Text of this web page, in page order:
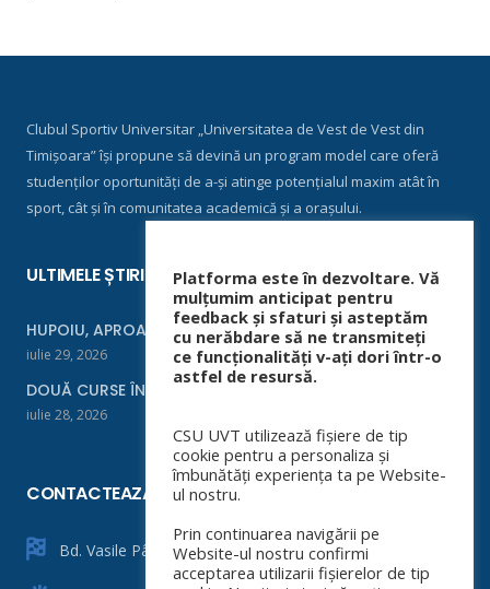
Clubul Sportiv Universitar „Universitatea de Vest de Vest din
Timișoara” își propune să devină un program model care oferă
studenților oportunități de a-și atinge potențialul maxim atât în
sport, cât și în comunitatea academică și a orașului.
ULTIMELE ȘTIRI
HUPOIU, APROAPE DE FINALĂ LA ORADEA
iulie 29, 2026
DOUĂ CURSE ÎNTR-UN WEEKEND
iulie 28, 2026
CONTACTEAZĂ-NE
Bd. Vasile Pârvan nr. 4
Platforma este în dezvoltare. Vă
mulțumim anticipat pentru
feedback și sfaturi și asteptăm
cu nerăbdare să ne transmiteți
ce funcționalități v-ați dori într-o
astfel de resursă.
CSU UVT utilizează fișiere de tip
cookie pentru a personaliza și
îmbunătăți experiența ta pe Website-
ul nostru.
Prin continuarea navigării pe
Website-ul nostru confirmi
acceptarea utilizarii fișierelor de tip